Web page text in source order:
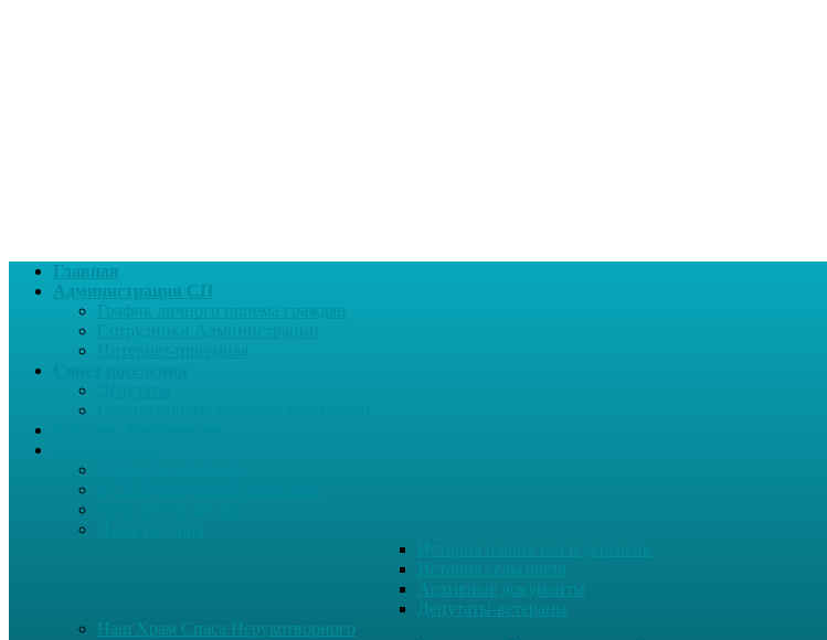
Главная
Администрация СП
Архивные документы
Депутаты-ветераны
Наш Храм Спаса Нерукотворного